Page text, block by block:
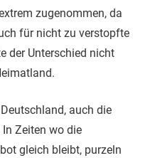
zugenommen, da
für nicht zu verstopfte
der Unterschied nicht
auch die
Zeiten wo die
gleich bleibt, purzeln